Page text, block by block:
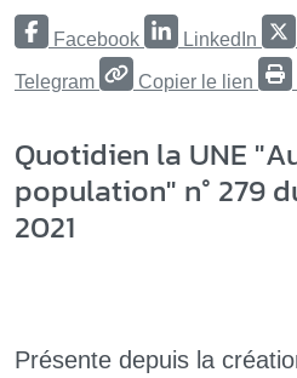
Facebook LinkedIn
Telegram Copier le lien
Quotidien la UNE
population" n° 279
2021
Présente depuis la